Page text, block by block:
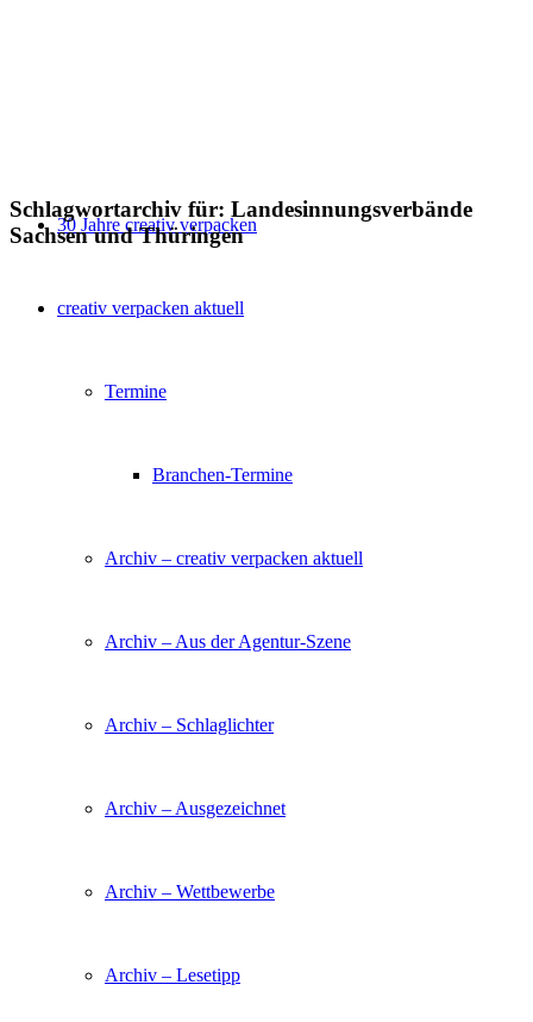
30 Jahre creativ verpacken
creativ verpacken aktuell
Termine
Branchen-Termine
Archiv – creativ verpacken aktuell
Archiv – Aus der Agentur-Szene
Archiv – Schlaglichter
Archiv – Ausgezeichnet
Archiv – Wettbewerbe
Archiv – Lesetipp
Schlagwortarchiv für: Landesinnungsverbände
Sachsen und Thüringen